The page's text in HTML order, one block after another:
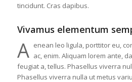
tincidunt. Cras dapibus.
Vivamus elementum
A enean leo ligula, porttitor eu,
ac, enim. Aliquam lorem ante,
feugiat a, tellus. Phasellus viverra
Phasellus viverra nulla ut metus